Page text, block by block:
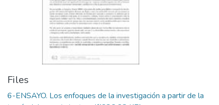
Files
6-ENSAYO. Los enfoques de la investigación a partir de la